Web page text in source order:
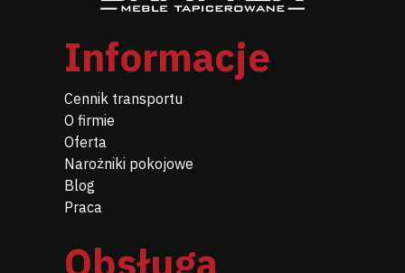
Informacje
Cennik transportu
O firmie
Oferta
Narożniki pokojowe
Blog
Praca
Obsługa